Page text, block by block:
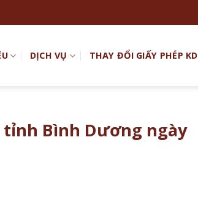
DỊCH VỤ THAY ĐỔI GIẤY PHÉP KD
tỉnh Bình Dương ngày